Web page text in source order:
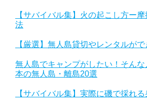
【サバイバル集】火の起こし方ー
法
【厳選】無人島貸切やレンタルがで
無人島でキャンプがしたい！そんな
本の無人島・離島20選
【サバイバル集】実際に磯で採れ